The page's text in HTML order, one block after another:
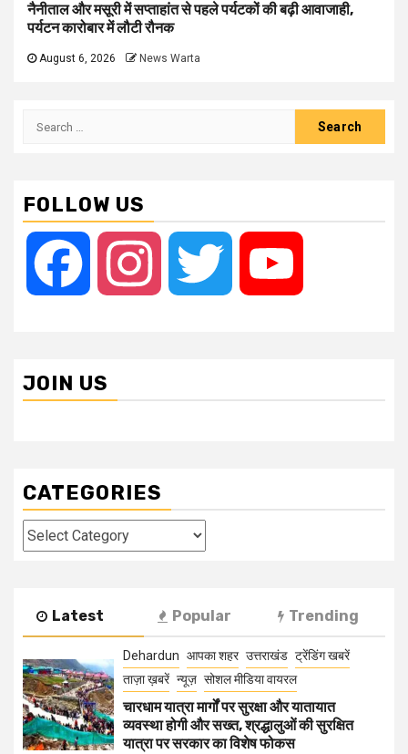
नैनीताल और मसूरी में सप्ताहांत से पहले पर्यटकों की बढ़ी आवाजाही,
पर्यटन कारोबार में लौटी रौनक
August 6, 2026 News Warta
Search
FOLLOW US
Facebook Instagram Twitter
JOIN US
CATEGORIES
Categories
Latest Popular Trending
Dehardun आपका शहर उत्तराखंड ट्रेंडिंग खबरें
ताज़ा ख़बरें न्यूज़ सोशल मीडिया वायरल
चारधाम यात्रा मार्गों पर सुरक्षा और यातायात
व्यवस्था होगी और सख्त, श्रद्धालुओं की सुरक्षित
यात्रा पर सरकार का विशेष फोकस